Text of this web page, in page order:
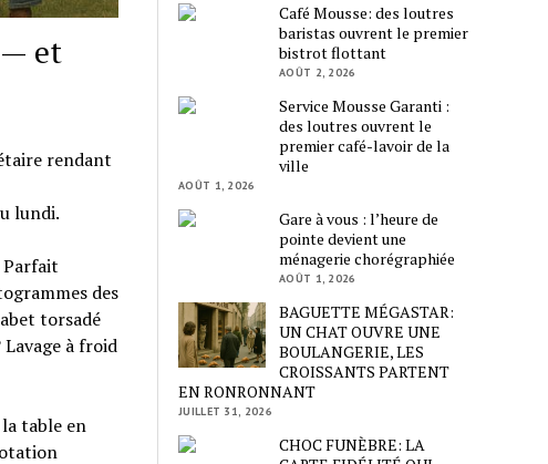
— et
rendant
lundi.
Parfait
des
torsadé
à froid
table en
Café Mousse: des loutres
baristas ouvrent le premier
bistrot flottant
AOÛT 2, 2026
Service Mousse Garanti :
des loutres ouvrent le
premier café-lavoir de la
ville
AOÛT 1, 2026
Gare à vous : l’heure de
pointe devient une
ménagerie chorégraphiée
AOÛT 1, 2026
BAGUETTE MÉGASTAR:
UN CHAT OUVRE UNE
BOULANGERIE, LES
CROISSANTS PARTENT
EN RONRONNANT
JUILLET 31, 2026
CHOC FUNÈBRE: LA